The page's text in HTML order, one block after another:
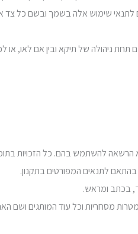
לתנאי שימוש אלה בשמך ובשם כל צד
ניהולה של תיקא ובין אם לאו, או
הרשאה להשתמש בהם. כל הזכויות
לתנאים המפורטים בתקנון.
מסחריות וכל עוד המותגים ושם